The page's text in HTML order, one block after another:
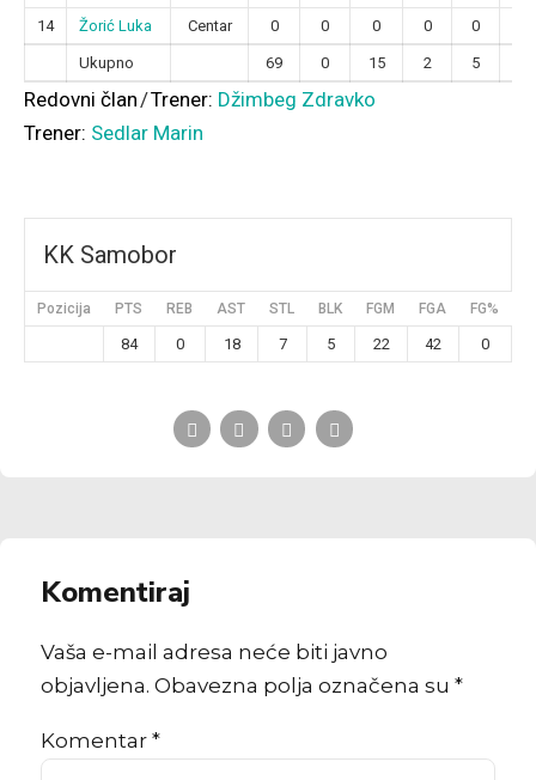
14 Žorić Luka Centar 0 0 0 0 0
Ukupno 69 0 15 2 5
Redovni član /Trener: Džimbeg Zdravko
Trener: Sedlar Marin
KK Samobor
Pozicija PTS REB AST STL BLK FGM FGA FG%
84 0 18 7 5 22 42 0
Komentiraj
Vaša e-mail adresa neće biti javno
objavljena. Obavezna polja označena su *
Komentar *